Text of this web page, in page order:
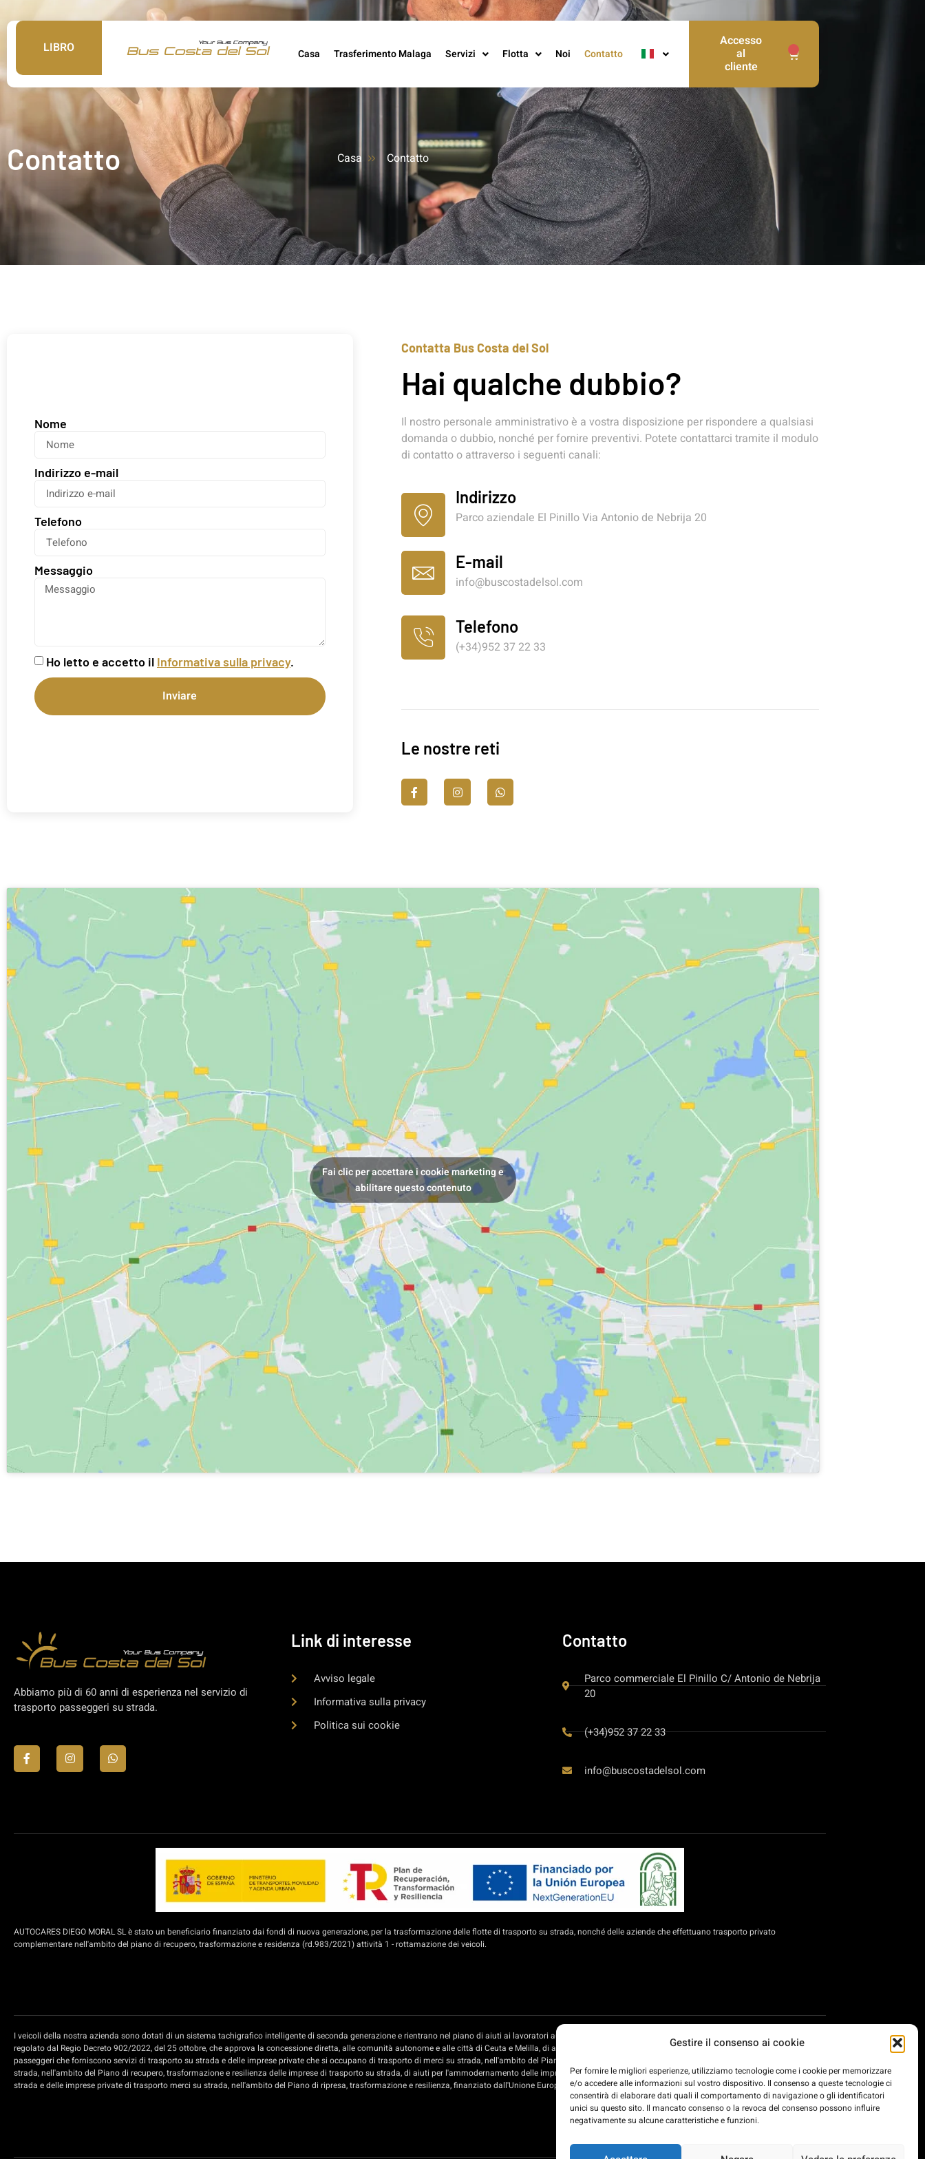
Gestire il consenso ai cookie
Per fornire le migliori esperienze, utilizziamo tecnologie come i cookie per memorizzare
e/o accedere alle informazioni sul vostro dispositivo. Il consenso a queste tecnologie ci
consentirà di elaborare dati quali il comportamento di navigazione o gli identificatori
unici su questo sito. Il mancato consenso o la revoca del consenso possono influire
negativamente su alcune caratteristiche e funzioni.
LIBRO Casa Trasferimento Malaga Servizi Flotta Noi Contatto
Accesso
al
cliente
Contatto Casa Contatto
Nome
Indirizzo e-mail
Telefono
Messaggio
Ho letto e accetto il Informativa sulla privacy.
Inviare
Contatta Bus Costa del Sol
Hai qualche dubbio?
Il nostro personale amministrativo è a vostra disposizione per rispondere a qualsiasi
domanda o dubbio, nonché per fornire preventivi. Potete contattarci tramite il modulo
di contatto o attraverso i seguenti canali:
Indirizzo
Parco aziendale El Pinillo Via Antonio de Nebrija 20
E-mail
info@buscostadelsol.com
Telefono
(+34)952 37 22 33
Le nostre reti
Fai clic per accettare i cookie marketing e
abilitare questo contenuto
Abbiamo più di 60 anni di esperienza nel servizio di
trasporto passeggeri su strada.
Link di interesse
Avviso legale
Informativa sulla privacy
Politica sui cookie
Contatto
Parco commerciale El Pinillo C/ Antonio de Nebrija
20
(+34)952 37 22 33
info@buscostadelsol.com
AUTOCARES DIEGO MORAL SL è stato un beneficiario finanziato dai fondi di nuova generazione, per la trasformazione delle flotte di trasporto su strada, nonché delle aziende che effettuano trasporto privato
complementare nell'ambito del piano di recupero, trasformazione e residenza (rd.983/2021) attività 1 - rottamazione dei veicoli.
I veicoli della nostra azienda sono dotati di un sistema tachigrafico intelligente di seconda generazione e rientrano nel piano di aiuti ai lavoratori autonomi e alle PMI per l'ammodernamento del trasporto su strada,
regolato dal Regio Decreto 902/2022, del 25 ottobre, che approva la concessione diretta, alle comunità autonome e alle città di Ceuta e Melilla, di aiuti per l'ammodernamento delle imprese private di trasporto di
passeggeri che forniscono servizi di trasporto su strada e delle imprese private che si occupano di trasporto di merci su strada, nell'ambito del Piano di recupero, trasformazione e resilienza delle imprese di trasporto su
strada, nell'ambito del Piano di recupero, trasformazione e resilienza delle imprese di trasporto su strada, di aiuti per l'ammodernamento delle imprese private di trasporto passeggeri che forniscono servizi di trasporto su
strada e delle imprese private di trasporto merci su strada, nell'ambito del Piano di ripresa, trasformazione e resilienza, finanziato dall'Unione Europea - Next Generation EU.